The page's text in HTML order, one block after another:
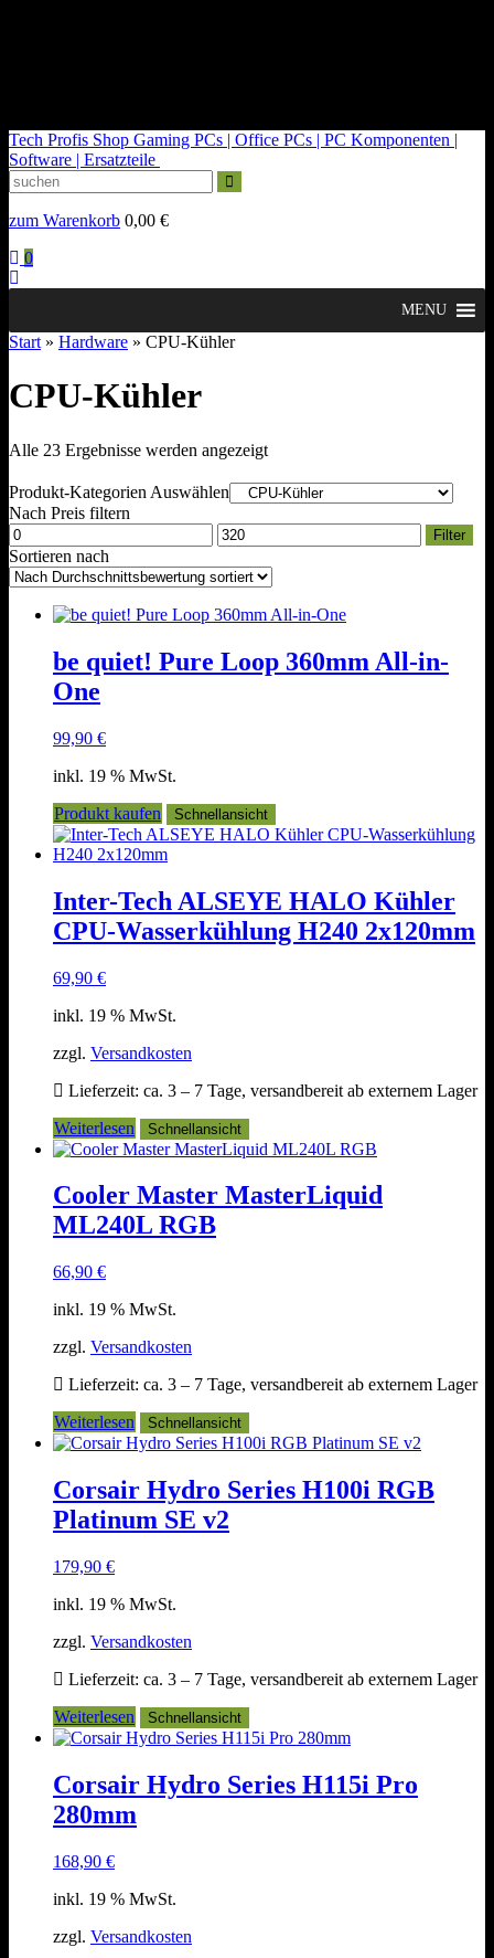
Tech Profis Shop Gaming PCs | Office PCs | PC Komponenten |
Software | Ersatzteile
zum Warenkorb 0,00 €
0
MENU
Start » Hardware » CPU-Kühler
CPU-Kühler
Alle 23 Ergebnisse werden angezeigtNach
sortiert
Produkt-Kategorien Auswählen
Nach Preis filtern
Min.
Preis
Max.
Preis
Filter
Sortieren nach
be quiet! Pure Loop 360mm All-in-
One
99,90 €
inkl. 19 % MwSt.
Produkt kaufen
Schnellansicht
Inter-Tech ALSEYE HALO Kühler
CPU-Wasserkühlung H240 2x120mm
69,90 €
inkl. 19 % MwSt.
zzgl. Versandkosten
Lieferzeit: ca. 3 – 7 Tage, versandbereit ab externem Lager
Weiterlesen
Schnellansicht
Cooler Master MasterLiquid
ML240L RGB
66,90 €
inkl. 19 % MwSt.
zzgl. Versandkosten
Lieferzeit: ca. 3 – 7 Tage, versandbereit ab externem Lager
Weiterlesen
Schnellansicht
Corsair Hydro Series H100i RGB
Platinum SE v2
179,90 €
inkl. 19 % MwSt.
zzgl. Versandkosten
Lieferzeit: ca. 3 – 7 Tage, versandbereit ab externem Lager
Weiterlesen
Schnellansicht
Corsair Hydro Series H115i Pro
280mm
168,90 €
inkl. 19 % MwSt.
zzgl. Versandkosten